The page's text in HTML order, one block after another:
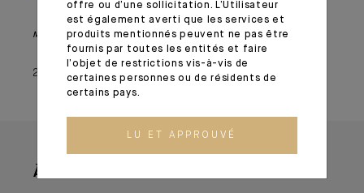
Monthly House View, paru le 18/11/2022 – Extrait de l'Editorial
25 novembre 2022
À lire aussi
offre ou d’une sollicitation. L’Utilisateur
est également averti que les services et
produits mentionnés peuvent ne pas être
fournis par toutes les entités et faire
l’objet de restrictions vis-à-vis de
certaines personnes ou de résidents de
certains pays.
LU ET APPROUVÉ